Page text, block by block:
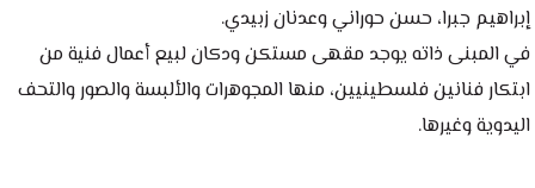
في المبنى ذاته يوجد مقهى مستكن ودكان لبيع أعمال فنية من
ابتكار فنانين فلسطينيين، منها المجوهرات والألبسة والصور والتحف